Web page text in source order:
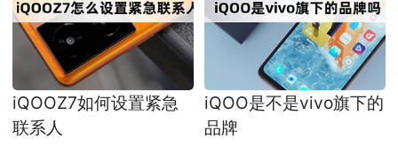
iQOOZ7如何设置紧急
联系人
iQOO是不是vivo旗下的
品牌